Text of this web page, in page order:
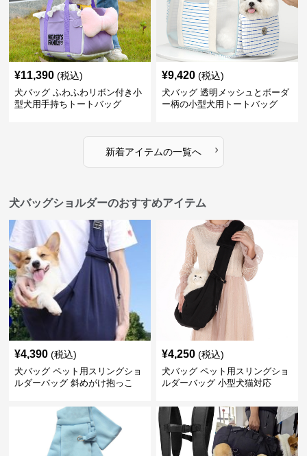
¥11,390 (税込)
犬バッグ ふわふわリボン付き小
型犬用手持ちトートバッグ
¥9,420 (税込)
犬バッグ 透明メッシュとボーダ
ー柄の小型犬用トートバッグ
新着アイテムの一覧へ ›
犬バッグショルダーのおすすめアイテム
¥4,390 (税込)
犬バッグ ペット用スリングショ
ルダーバッグ 斜めがけ抱っこ
¥4,250 (税込)
犬バッグ ペット用スリングショ
ルダーバッグ 小型犬猫対応